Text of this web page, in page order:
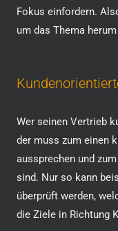
Fokus einfordern.
um das Thema
Wer seinen Vertrieb
der muss zum einen
aussprechen und
sind. Nur so kann
überprüft werden,
die Ziele in Richtung